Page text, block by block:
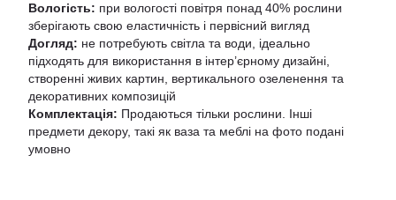
Вологість: при вологості повітря понад 40% рослини
зберігають свою еластичність і первісний вигляд
Догляд: не потребують світла та води, ідеально
підходять для використання в інтер’єрному дизайні,
створенні живих картин, вертикального озеленення та
декоративних композицій
Комплектація: Продаються тільки рослини. Інші
предмети декору, такі як ваза та меблі на фото подані
умовно